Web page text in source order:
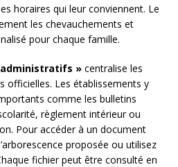
horaires qui leur conviennent. Le
les chevauchements et
pour chaque famille.
» centralise les
officielles. Les établissements y
comme les bulletins
règlement intérieur ou
Pour accéder à un document
proposée ou utilisez
fichier peut être consulté en